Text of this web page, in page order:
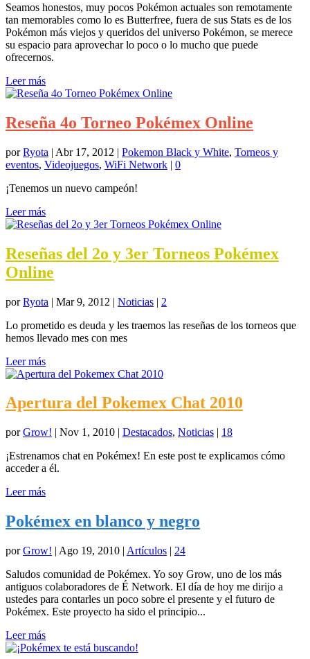
Seamos honestos, muy pocos Pokémon actuales son remotamente
tan memorables como lo es Butterfree, fuera de sus Stats es de los
Pokémon más viejos y queridos del universo Pokémon, se merece
su espacio para aprovechar lo poco o lo mucho que puede
ofrecernos.
Leer más
Reseña 4o Torneo Pokémex Online
porRyota | Abr 17, 2012 | Pokemon Black y White, Torneos y
eventos, Videojuegos, WiFi Network | 0
¡Tenemos un nuevo campeón!
Leer más
Reseñas del 2o y 3er Torneos Pokémex
Online
porRyota | Mar 9, 2012 | Noticias | 2
Lo prometido es deuda y les traemos las reseñas de los torneos que
hemos llevado mes con mes
Leer más
Apertura del Pokemex Chat 2010
porGrow! | Nov 1, 2010 | Destacados, Noticias | 18
¡Estrenamos chat en Pokémex! En este post te explicamos cómo
acceder a él.
Leer más
Pokémex en blanco y negro
porGrow! | Ago 19, 2010 | Artículos | 24
Saludos comunidad de Pokémex. Yo soy Grow, uno de los más
antiguos colaboradores de É Network. El día de hoy me dirijo a
ustedes para contarles un poco sobre el presente y el futuro de
Pokémex. Este proyecto ha sido el principio...
Leer más